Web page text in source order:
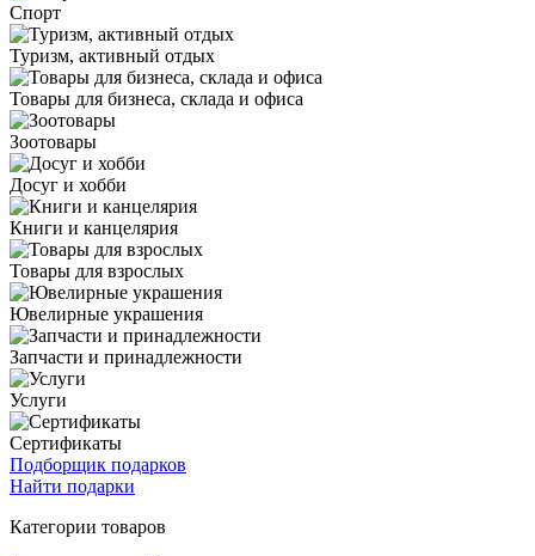
Спорт
Туризм, активный отдых
Товары для бизнеса, склада и офиса
Зоотовары
Досуг и хобби
Книги и канцелярия
Товары для взрослых
Ювелирные украшения
Запчасти и принадлежности
Услуги
Сертификаты
Подборщик подарков
Найти подарки
Категории товаров